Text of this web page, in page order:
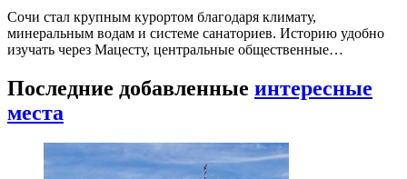
Сочи стал крупным курортом благодаря климату,
минеральным водам и системе санаториев. Историю удобно
изучать через Мацесту, центральные общественные…
Последние добавленные интересные
места